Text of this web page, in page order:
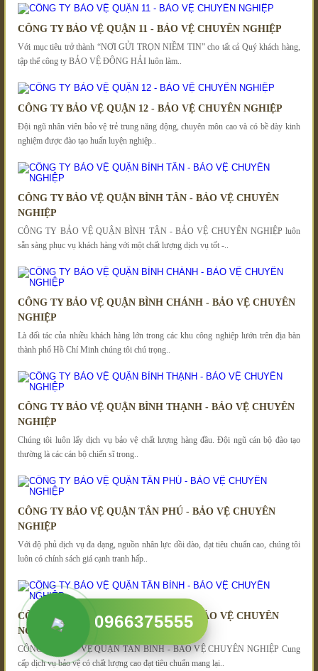
CÔNG TY BẢO VỆ QUẬN 11 - BẢO VỆ CHUYÊN NGHIỆP
Với mục tiêu trở thành “NƠI GỬI TRỌN NIỀM TIN” cho tất cả Quý khách hàng,
tập thể công ty BẢO VỆ ĐÔNG HẢI luôn làm..
CÔNG TY BẢO VỆ QUẬN 12 - BẢO VỆ CHUYÊN NGHIỆP
Đội ngũ nhân viên bảo vệ trẻ trung năng động, chuyên môn cao và có bề dày kinh
nghiệm được đào tạo huấn luyện nghiệp..
CÔNG TY BẢO VỆ QUẬN BÌNH TÂN - BẢO VỆ CHUYÊN
NGHIỆP
CÔNG TY BẢO VỆ QUẬN BÌNH TÂN - BẢO VỆ CHUYÊN NGHIỆP luôn
sẵn sàng phục vụ khách hàng với một chất lượng dịch vụ tốt -..
CÔNG TY BẢO VỆ QUẬN BÌNH CHÁNH - BẢO VỆ CHUYÊN
NGHIỆP
Là đối tác của nhiều khách hàng lớn trong các khu công nghiệp lướn trên địa bàn
thành phố Hồ Chí Minh chúng tôi chú trọng..
CÔNG TY BẢO VỆ QUẬN BÌNH THẠNH - BẢO VỆ CHUYÊN
NGHIỆP
Chúng tôi luôn lấy dịch vụ bảo vệ chất lượng hàng đầu. Đội ngũ cán bộ đào tạo
thường là các cán bộ chiến sĩ trong..
CÔNG TY BẢO VỆ QUẬN TÂN PHÚ - BẢO VỆ CHUYÊN
NGHIỆP
Với độ phủ dịch vụ đa dạng, nguồn nhân lực dồi dào, đạt tiêu chuẩn cao, chúng tôi
luôn có chính sách giá cạnh tranh hấp..
CÔNG TY BẢO VỆ QUẬN TÂN BÌNH - BẢO VỆ CHUYÊN
NGHIỆP
CÔNG TY BẢO VỆ QUẬN TÂN BÌNH - BẢO VỆ CHUYÊN NGHIỆP Cung
cấp dịch vụ bảo vệ có chất lượng cao đạt tiêu chuẩn mang lại..
0966375555